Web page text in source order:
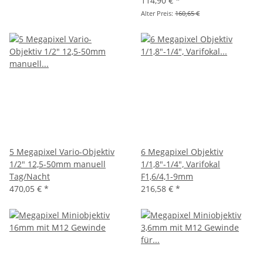
Alter Preis: 160,65 €
5 Megapixel Vario-Objektiv
1/2" 12,5-50mm manuell
Tag/Nacht
470,05 € *
6 Megapixel Objektiv
1/1,8"-1/4", Varifokal
F1,6/4,1-9mm
216,58 € *